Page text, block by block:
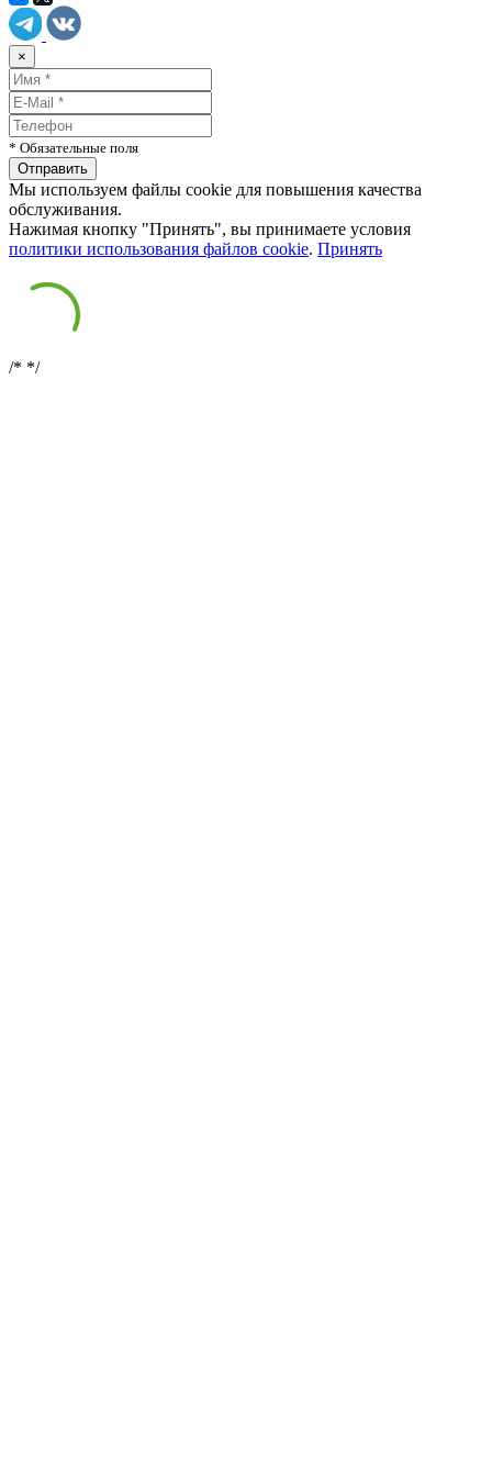
×
* Обязательные поля
Мы используем файлы cookie для повышения качества
обслуживания.
Нажимая кнопку "Принять", вы принимаете условия
политики использования файлов cookie. Принять
/* */